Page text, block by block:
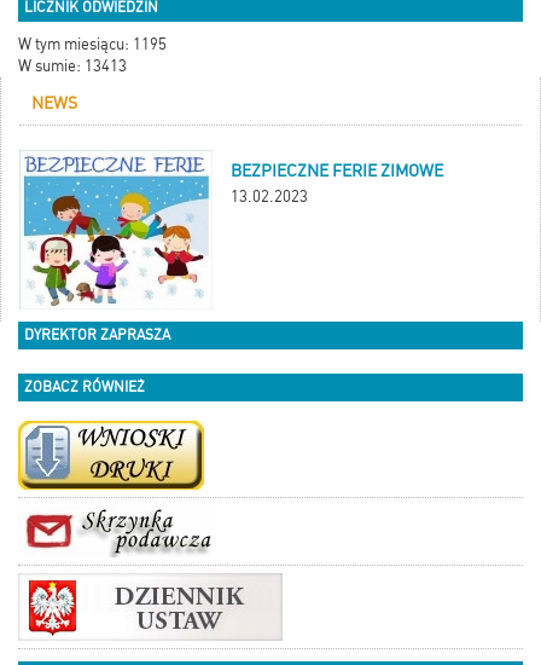
LICZNIK ODWIEDZIN
W tym miesiącu: 1195
W sumie: 13413
NEWS
BEZPIECZNE FERIE ZIMOWE
13.02.2023
DYREKTOR ZAPRASZA
ZOBACZ RÓWNIEŻ